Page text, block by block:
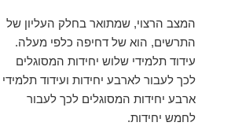
המצב הרצוי, שמתואר בחלק העליון של
התרשים, הוא של דחיפה כלפי מעלה.
עידוד תלמידי שלוש יחידות המסוגלים
לכך לעבור לארבע יחידות ועידוד תלמידי
ארבע יחידות המסוגלים לכך לעבור
לחמש יחידות.